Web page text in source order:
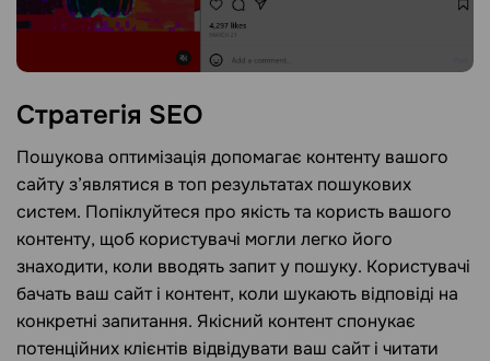
Стратегія SEO
Пошукова оптимізація допомагає контенту вашого
сайту з’являтися в топ результатах пошукових
систем. Попіклуйтеся про якість та користь вашого
контенту, щоб користувачі могли легко його
знаходити, коли вводять запит у пошуку. Користувачі
бачать ваш сайт і контент, коли шукають відповіді на
конкретні запитання. Якісний контент спонукає
потенційних клієнтів відвідувати ваш сайт і читати